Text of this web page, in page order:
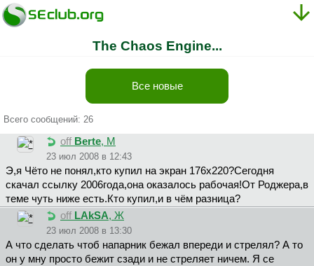
The Chaos Engine...
Все новые
Всего сообщений: 26
off Berte, М
23 июл 2008 в 12:43
Э,я Чёто не понял,кто купил на экран 176x220?Сегодня
скачал ссылку 2006года,она оказалось рабочая!От Роджера,в
теме чуть ниже есть.Кто купил,и в чём разница?
off LAkSA, Ж
23 июл 2008 в 13:30
А что сделать чтоб напарник бежал впереди и стрелял? А то
он у мну просто бежит сзади и не стреляет ничем. Я се